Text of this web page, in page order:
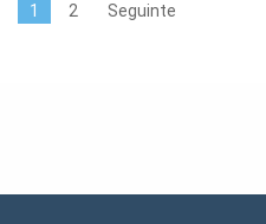
1 2 Seguinte